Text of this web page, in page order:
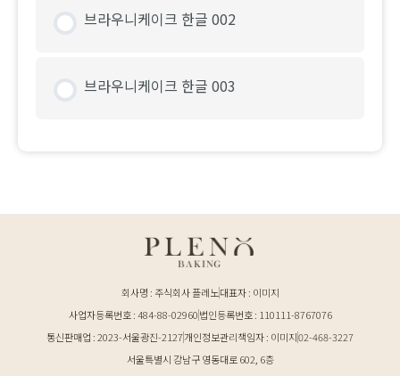
브라우니케이크 한글 002
브라우니케이크 한글 003
회사명 : 주식회사 플레노대표자 : 이미지
사업자등록번호 : 484-88-02960법인등록번호 : 110111-8767076
통신판매업 : 2023-서울광진-2127개인정보관리책임자 : 이미지02-468-3227
서울특별시 강남구 영동대로 602, 6층